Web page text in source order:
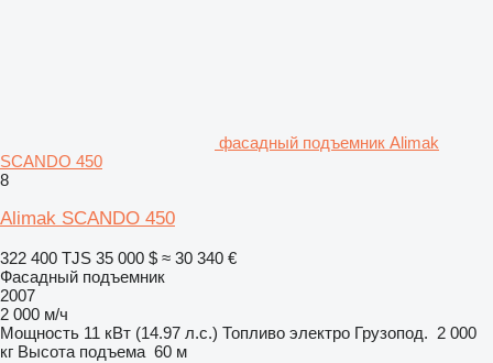
фасадный подъемник Alimak
SCANDO 450
8
Alimak SCANDO 450
322 400 TJS 35 000 $ ≈ 30 340 €
Фасадный подъемник
2007
2 000 м/ч
Мощность 11 кВт (14.97 л.с.) Топливо электро Грузопод. 2 000
кг Высота подъема 60 м